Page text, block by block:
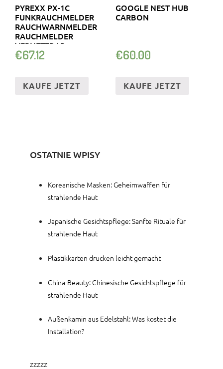
PYREXX PX-1C
FUNKRAUCHMELDER
RAUCHWARNMELDER
RAUCHMELDER
VERNETZBAR
€67.12
KAUFE JETZT
GOOGLE NEST HUB
CARBON
€60.00
KAUFE JETZT
OSTATNIE WPISY
Koreanische Masken: Geheimwaffen für
strahlende Haut
Japanische Gesichtspflege: Sanfte Rituale für
strahlende Haut
Plastikkarten drucken leicht gemacht
China-Beauty: Chinesische Gesichtspflege für
strahlende Haut
Außenkamin aus Edelstahl: Was kostet die
Installation?
zzzzz